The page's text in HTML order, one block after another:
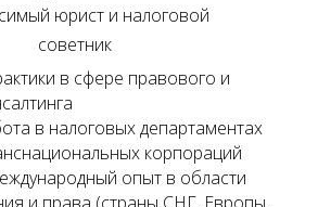
юрист и налоговой
советник
в сфере правового и
в налоговых департаментах
корпораций
опыт в области